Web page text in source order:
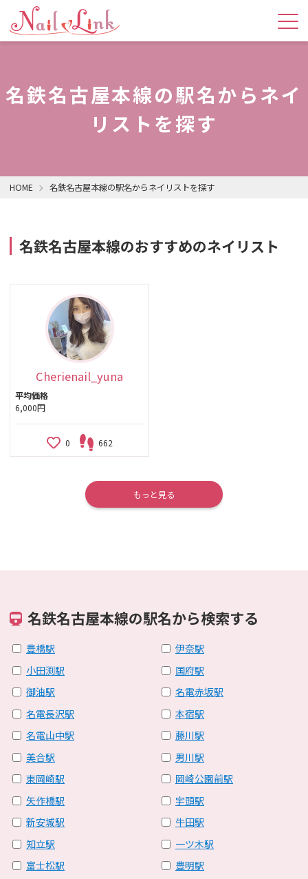
名鉄名古屋本線の駅名からネイ
リストを探す
HOME 名鉄名古屋本線の駅名からネイリストを探す
名鉄名古屋本線のおすすめのネイリスト
Cherienail_yuna
平均価格
6,000円
0 662
もっと見る
名鉄名古屋本線の駅名から検索する
豊橋駅
伊奈駅
小田渕駅
国府駅
御油駅
名電赤坂駅
名電長沢駅
本宿駅
名電山中駅
藤川駅
美合駅
男川駅
東岡崎駅
岡崎公園前駅
矢作橋駅
宇頭駅
新安城駅
牛田駅
知立駅
一ツ木駅
富士松駅
豊明駅